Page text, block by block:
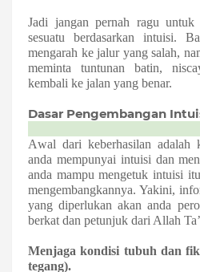
Jadi jangan pernah ragu untuk
sesuatu berdasarkan intuisi.
mengarah ke jalur yang salah,
meminta tuntunan batin,
kembali ke jalan yang benar.
Dasar Pengembangan
Awal dari keberhasilan adalah
anda mempunyai intuisi dan
anda mampu mengetuk intuisi
mengembangkannya. Yakini,
yang diperlukan akananda
berkat dan petunjuk dari Allah
Menjaga kondisi tubuh dan
tegang).